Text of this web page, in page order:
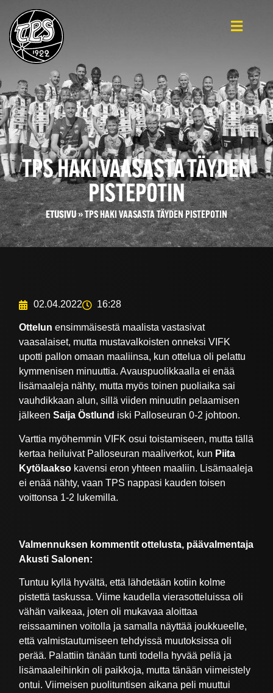
TPS HAKI VAASASTA TÄYDEN
PISTEPOTIN
ETUSIVU»TPS HAKI VAASASTA TÄYDEN PISTEPOTIN
02.04.2022 16:28
Ottelun ensimmäisestä maalista vastasivat
vaasalaiset, mutta mustavalkoisten onneksi VIFK
upotti pallon omaan maaliinsa, kun ottelua oli pelattu
kymmenisen minuuttia. Avauspuolikkaalla ei enää
lisämaaleja nähty, mutta myös toinen puoliaika sai
vauhdikkaan alun, sillä viiden minuutin pelaamisen
jälkeenSaija Östlund iski Palloseuran 0-2 johtoon.
Varttia myöhemmin VIFK osui toistamiseen, mutta tällä
kertaa heiluivat Palloseuran maaliverkot, kun Piita
Kytölaakso kavensi eron yhteen maaliin. Lisämaaleja
ei enää nähty, vaan TPS nappasi kauden toisen
voittonsa 1-2 lukemilla.
Valmennuksen kommentit ottelusta, päävalmentaja
Akusti Salonen:
Tuntuu kyllä hyvältä, että lähdetään kotiin kolme
pistettä taskussa. Viime kaudella vierasotteluissa oli
vähän vaikeaa, joten oli mukavaa aloittaa
reissaaminen voitolla ja samalla näyttää joukkueelle,
että valmistautumiseen tehdyissä muutoksissa oli
perää. Palattiin tänään tunti todella hyvää peliä ja
lisämaaleihinkin oli paikkoja, mutta tänään viimeistely
ontui. Viimeisen puolituntisen aikana peli muuttui